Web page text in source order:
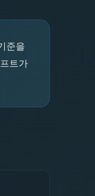
준을
트가